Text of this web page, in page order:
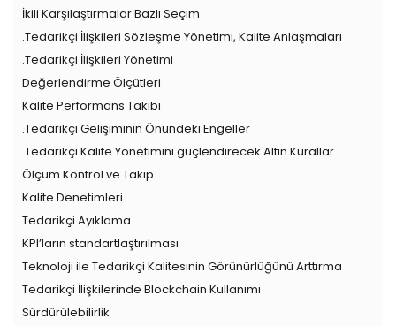
İkili Karşılaştırmalar Bazlı Seçim
.Tedarikçi İlişkileri Sözleşme Yönetimi, Kalite Anlaşmaları
.Tedarikçi İlişkileri Yönetimi
Değerlendirme Ölçütleri
Kalite Performans Takibi
.Tedarikçi Gelişiminin Önündeki Engeller
.Tedarikçi Kalite Yönetimini güçlendirecek Altın Kurallar
Ölçüm Kontrol ve Takip
Kalite Denetimleri
Tedarikçi Ayıklama
KPI’ların standartlaştırılması
Teknoloji ile Tedarikçi Kalitesinin Görünürlüğünü Arttırma
Tedarikçi İlişkilerinde Blockchain Kullanımı
Sürdürülebilirlik